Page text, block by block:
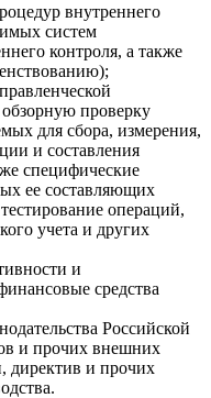
внутреннего
систем
контроля, а также
проверку
для сбора, измерения,
и составления
специфические
ее составляющих
операций,
учета и других
и
средства
Российской
и прочих внешних
директив и прочих